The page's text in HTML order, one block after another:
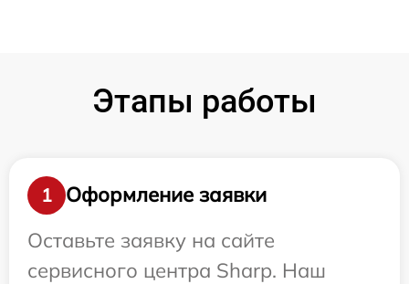
Этапы работы
1
Оформление заявки
Оставьте заявку на сайте
сервисного центра Sharp. Наш